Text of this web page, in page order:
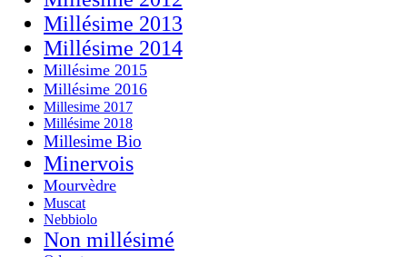
Millésime 2013
Millésime 2014
Millésime 2015
Millésime 2016
Millesime 2017
Millésime 2018
Millesime Bio
Minervois
Mourvèdre
Muscat
Nebbiolo
Non millésimé